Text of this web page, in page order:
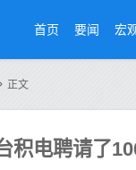
首页 要闻 宏
正文
积电聘请了